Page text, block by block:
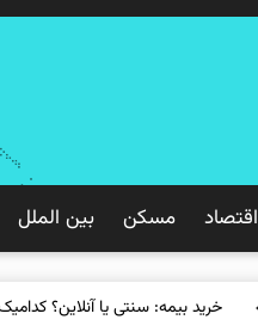
اقتصاد مسکن بین الملل
خرید